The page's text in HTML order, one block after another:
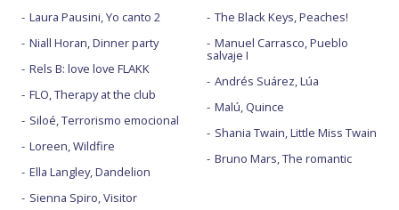
Laura Pausini, Yo canto 2
Niall Horan, Dinner party
Rels B: love love FLAKK
FLO, Therapy at the club
Siloé, Terrorismo emocional
Loreen, Wildfire
Ella Langley, Dandelion
Sienna Spiro, Visitor
The Black Keys, Peaches!
Manuel Carrasco, Pueblo
salvaje I
Andrés Suárez, Lúa
Malú, Quince
Shania Twain, Little Miss Twain
Bruno Mars, The romantic